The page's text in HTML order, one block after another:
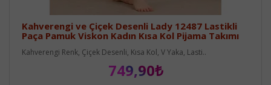
Kahverengi ve Çiçek Desenli Lady 12487 Lastikli
Paça Pamuk Viskon Kadın Kısa Kol Pijama Takımı
Kahverengi Renk, Çiçek Desenli, Kısa Kol, V Yaka, Lasti..
749,90₺